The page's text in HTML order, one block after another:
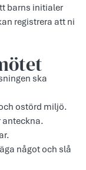
barns initialer
registrera att ni
ska
ostörd miljö.
anteckna.
något och slå